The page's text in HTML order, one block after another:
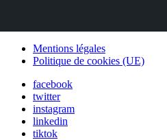
Mentions légales
Politique de cookies (UE)
facebook
twitter
instagram
linkedin
tiktok